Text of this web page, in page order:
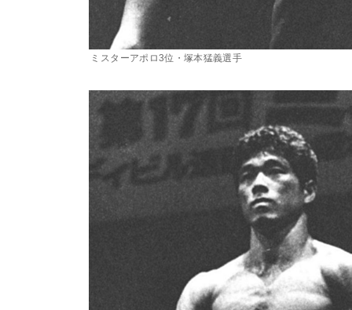
ミスターアポロ3位・塚本猛義選手